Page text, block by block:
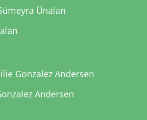
Andersen